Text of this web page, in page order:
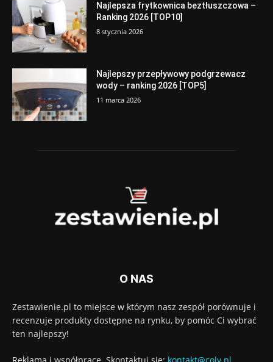
Najlepsza frytkownica beztłuszczowa –
Ranking 2026 [TOP10]
8 stycznia 2026
Najlepszy przepływowy podgrzewacz
wody – ranking 2026 [TOP5]
11 marca 2026
O NAS
Zestawienie.pl to miejsce w którym nasz zespół porównuje i
recenzuje produkty dostępne na rynku, by pomóc Ci wybrać
ten najlepszy!